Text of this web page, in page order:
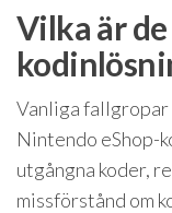
Vilka är
Vanliga
Nintendo eShop-
utgångna koder,
missförstånd om